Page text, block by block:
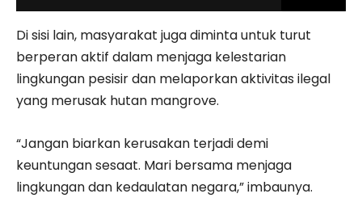
Di sisi lain, masyarakat juga diminta untuk turut
berperan aktif dalam menjaga kelestarian
lingkungan pesisir dan melaporkan aktivitas ilegal
yang merusak hutan mangrove.
“Jangan biarkan kerusakan terjadi demi
keuntungan sesaat. Mari bersama menjaga
lingkungan dan kedaulatan negara,” imbaunya.